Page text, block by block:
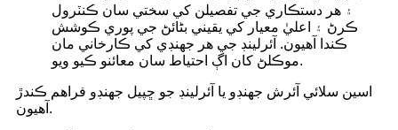
۽ هر دستڪاري جي تفصيلن کي سختي سان ڪنٽرول
ڪرڻ ۽ اعليٰ معيار کي يقيني بڻائڻ جي پوري ڪوشش
ڪندا آهيون. آئرلينڊ جي هر جهنڊي کي ڪارخاني مان
موڪلڻ کان اڳ احتياط سان معائنو ڪيو ويو.
اسين سلائي آئرش جهنڊو يا آئرلينڊ جو ڇپيل جهنڊو فراهم ڪندڙ
آهيون.